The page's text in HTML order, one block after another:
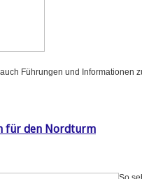
Führungen und Informationen
für den Nordturm